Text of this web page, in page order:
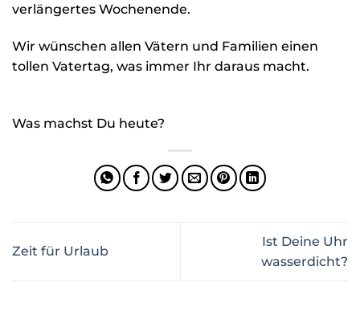
verlängertes Wochenende.
Wir wünschen allen Vätern und Familien einen
tollen Vatertag, was immer Ihr daraus macht.
Was machst Du heute?
Zeit für Urlaub
Ist Deine Uhr
wasserdicht?